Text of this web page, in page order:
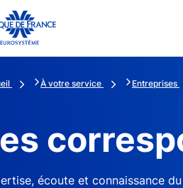
- Menu Principal
À votre service Entreprises
écoute et connaissance